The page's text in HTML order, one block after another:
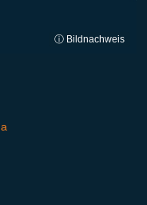
ⓘ Bildnachweis